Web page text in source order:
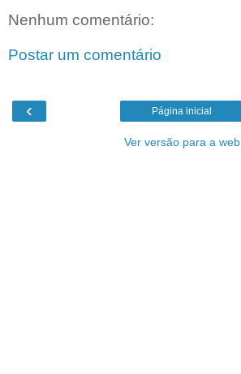
Nenhum comentário:
Postar um comentário
‹ Página inicial
Ver versão para a web